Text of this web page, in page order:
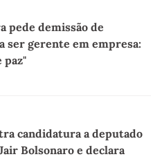
pede demissão de
ser gerente em empresa:
paz"
candidatura a deputado
Bolsonaro e declara